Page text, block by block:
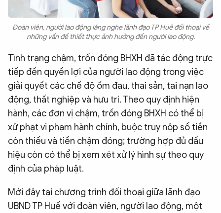
Đoàn viên, người lao động lắng nghe lãnh đạo TP Huế đối thoại về
những vấn đề thiết thực ảnh hưởng đến người lao động.
Tình trạng chậm, trốn đóng BHXH đã tác động trực
tiếp đến quyền lợi của người lao động trong việc
giải quyết các chế độ ốm đau, thai sản, tai nạn lao
động, thất nghiệp và hưu trí. Theo quy định hiện
hành, các đơn vị chậm, trốn đóng BHXH có thể bị
xử phạt vi phạm hành chính, buộc truy nộp số tiền
còn thiếu và tiền chậm đóng; trường hợp đủ dấu
hiệu còn có thể bị xem xét xử lý hình sự theo quy
định của pháp luật.
Mới đây tại chương trình đối thoại giữa lãnh đạo
UBND TP Huế với đoàn viên, người lao động, một